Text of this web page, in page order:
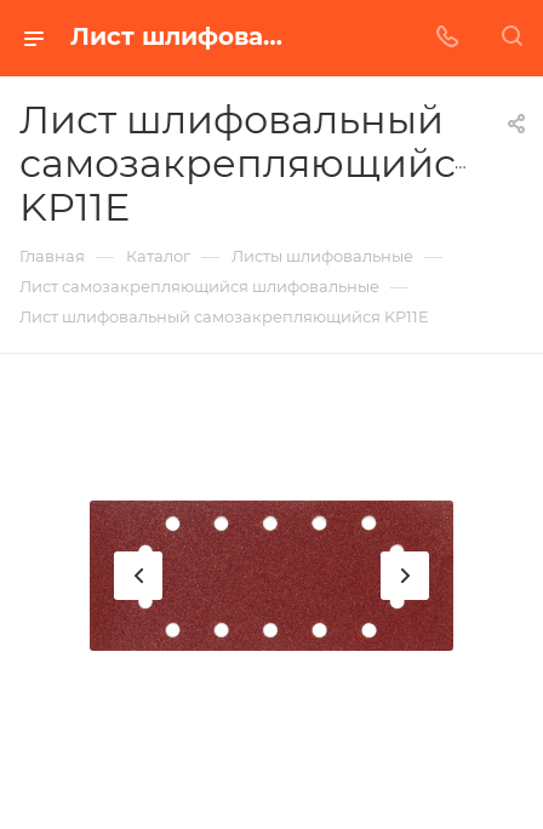
Лист шлифовальный самозакрепляющийся KP11E в Белгороде | Купить по недорогой цене от Абразивного Завода
Лист шлифовальный
самозакрепляющийся
KP11E
Главная — Каталог — Листы шлифовальные —
Лист самозакрепляющийся шлифовальные —
Лист шлифовальный самозакрепляющийся KP11E